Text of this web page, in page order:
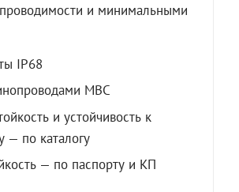
и минимальными
IP68
МВС
и устойчивость к
— по каталогу
— по паспорту и КП